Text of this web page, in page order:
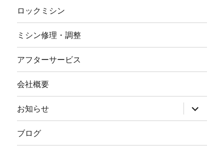
ロックミシン
ミシン修理・調整
アフターサービス
会社概要
お知らせ
ブ
メ
ー
ブログ